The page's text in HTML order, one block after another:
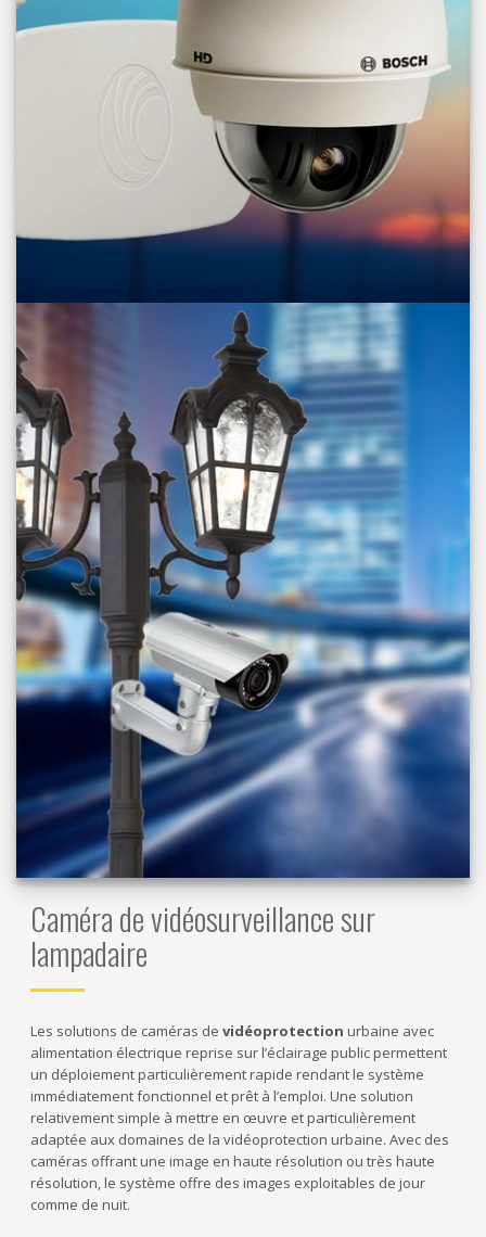
Caméra de vidéosurveillance sur
lampadaire
Les solutions de caméras de vidéoprotection urbaine avec
alimentation électrique reprise sur l’éclairage public permettent
un déploiement particulièrement rapide rendant le système
immédiatement fonctionnel et prêt à l’emploi. Une solution
relativement simple à mettre en œuvre et particulièrement
adaptée aux domaines de la vidéoprotection urbaine. Avec des
caméras offrant une image en haute résolution ou très haute
résolution, le système offre des images exploitables de jour
comme de nuit.